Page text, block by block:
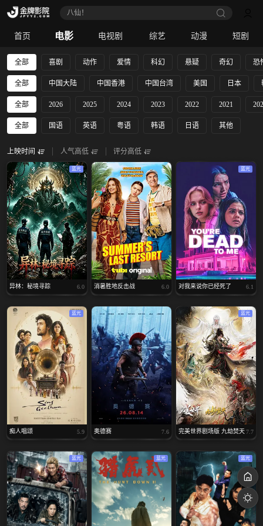
八仙！
首页 电影 电视剧 综艺 动漫 短剧
全部 喜剧 动作 爱情 科幻 悬疑 奇幻 恐
全部 中国大陆 中国香港 中国台湾 美国 日本
全部 2026 2025 2024 2023 2022 2021
全部 国语 英语 粤语 韩语 日语 其他
上映时间 人气高低 评分高低
蓝光
异林：秘境寻踪 6.0 消暑胜地反击战 6.0
蓝光
对我来说你已经死了 6.1
蓝光
痴人唱颂 5.9 奥德赛 7.6
蓝光
完美世界剧场版 九劫焚天 7.7
蓝光 蓝光 蓝光